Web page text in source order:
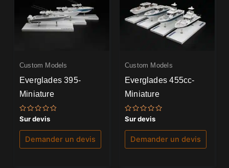
Custom Models
Everglades 395-
Miniature
Note
0
sur
Sur devis
Demander un devis
Custom Models
Everglades 455cc-
Miniature
Note
0
sur
Sur devis
Demander un devis